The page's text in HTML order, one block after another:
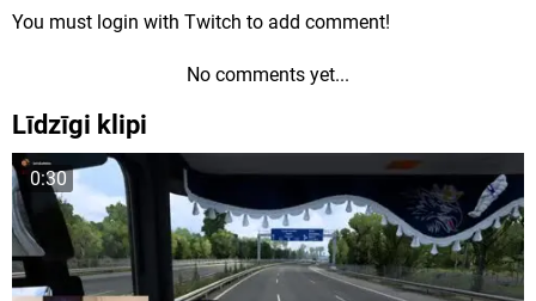
You must login with Twitch to add comment!
No comments yet...
Līdzīgi klipi
0:30